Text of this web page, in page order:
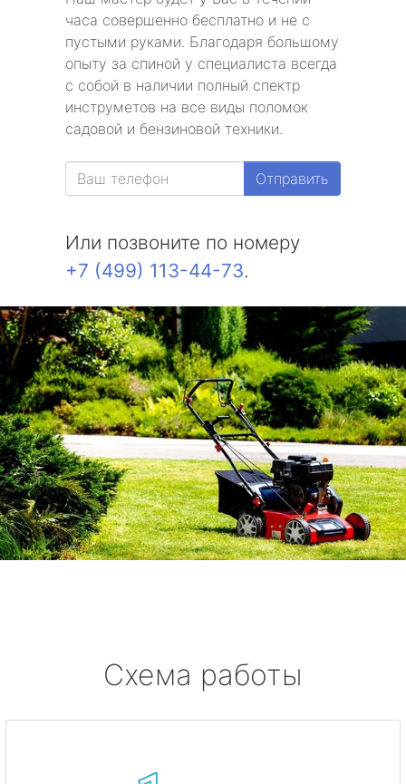
часа совершенно бесплатно и не с
пустыми руками. Благодаря большому
опыту за спиной у специалиста всегда
с собой в наличии полный спектр
инструметов на все виды поломок
садовой и бензиновой техники.
Отправить
Или позвоните по номеру
+7 (499) 113-44-73.
Схема работы